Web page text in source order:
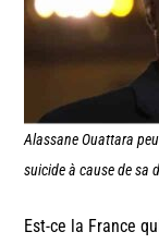
Alassane Ouattara
suicide à cause de sa
Est-ce la France